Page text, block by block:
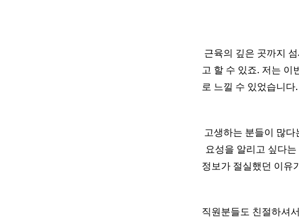
근육의 깊은 곳까지
고 할 수 있죠. 저는 이
로 느낄 수 있었습니
고생하는 분들이 많
요성을 알리고 싶다
정보가 절실했던 이유
직원분들도 친절하셔